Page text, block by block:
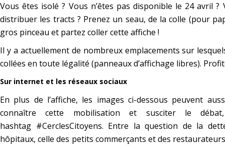
Vous êtes isolé ? Vous n’êtes pas disponible le 24 avril
distribuer les tracts ? Prenez un seau, de la colle (pour
gros pinceau et partez coller cette affiche !
Il y a actuellement de nombreux emplacements sur
collées en toute légalité (panneaux d’affichage libres).
Sur internet et les réseaux sociaux
En plus de l’affiche, les images ci-dessous peuvent
connaître cette mobilisation et susciter le
hashtag #CerclesCitoyens. Entre la question de la
hôpitaux, celle des petits commerçants et des